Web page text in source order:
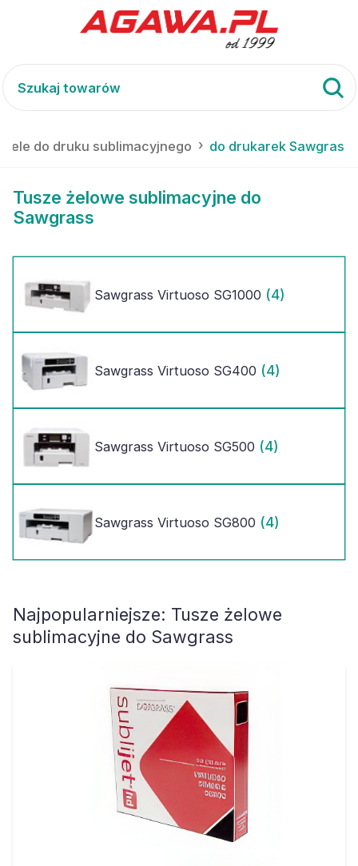
żele do druku sublimacyjnego do drukarek Sawgrass
Tusze żelowe sublimacyjne do
Sawgrass
Sawgrass Virtuoso SG1000 (4)
Sawgrass Virtuoso SG400 (4)
Sawgrass Virtuoso SG500 (4)
Sawgrass Virtuoso SG800 (4)
Najpopularniejsze: Tusze żelowe
sublimacyjne do Sawgrass